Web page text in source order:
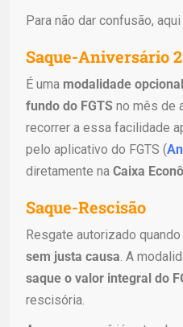
Para não dar confusão,
Saque-Aniversário
É uma modalidade
fundo do FGTS no mês de
recorrer a essa facilidade
pelo aplicativo do FGTS (
diretamente na Caixa
Saque-Rescisão
Resgate autorizado quando
sem justa causa . A
saque o valor integral do
rescisória.